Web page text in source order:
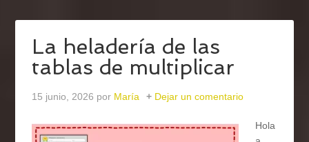
La heladería de las
tablas de multiplicar
15 junio, 2026 por María Dejar un comentario
Hola